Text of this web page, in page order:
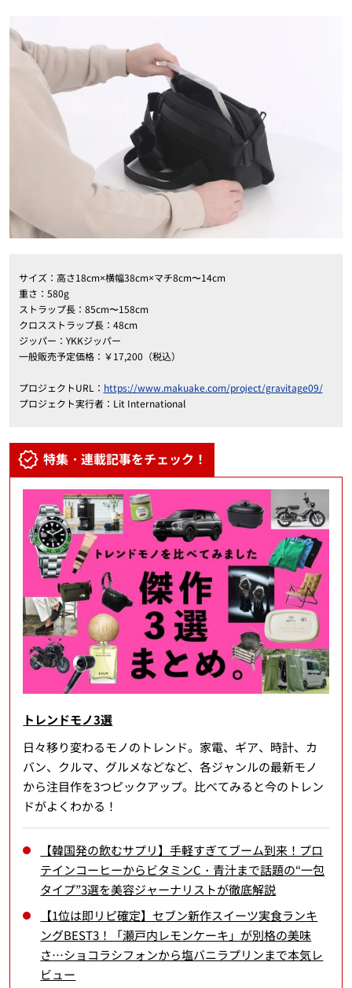
サイズ：高さ18cm×横幅38cm×マチ8cm〜14cm
重さ：580g
ストラップ長：85cm〜158cm
クロスストラップ長：48cm
ジッパー：YKKジッパー
一般販売予定価格：￥17,200（税込）
プロジェクトURL： https://www.makuake.com/project/gravitage09/
プロジェクト実行者：Lit International
特集・連載記事をチェック！
トレンドモノ3選
日々移り変わるモノのトレンド。家電、ギア、時計、カ
バン、クルマ、グルメなどなど、各ジャンルの最新モノ
から注目作を3つピックアップ。比べてみると今のトレン
ドがよくわかる！
【韓国発の飲むサプリ】手軽すぎてブーム到来！プロ
テインコーヒーからビタミンC・青汁まで話題の“一包
タイプ”3選を美容ジャーナリストが徹底解説
【1位は即リピ確定】セブン新作スイーツ実食ランキ
ングBEST3！「瀬戸内レモンケーキ」が別格の美味
さ…ショコラシフォンから塩バニラプリンまで本気レ
ビュー